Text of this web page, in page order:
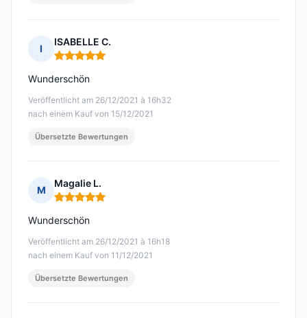
I
ISABELLE C.
Hinweis: 5 von 5
Veröffentlicht am 26/12/2021 à 16h32
nach einem Kauf von 15/12/2021
Wunderschön
Übersetzte Bewertungen
M
Magalie L.
Hinweis: 5 von 5
Veröffentlicht am 26/12/2021 à 16h18
nach einem Kauf von 11/12/2021
Wunderschön
Übersetzte Bewertungen